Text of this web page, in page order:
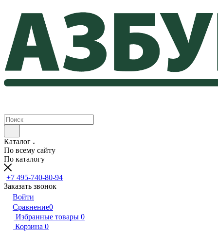
Каталог
По всему сайту
По каталогу
+7 495-740-80-94
Заказать звонок
Войти
Сравнение0
Избранные товары 0
Корзина 0